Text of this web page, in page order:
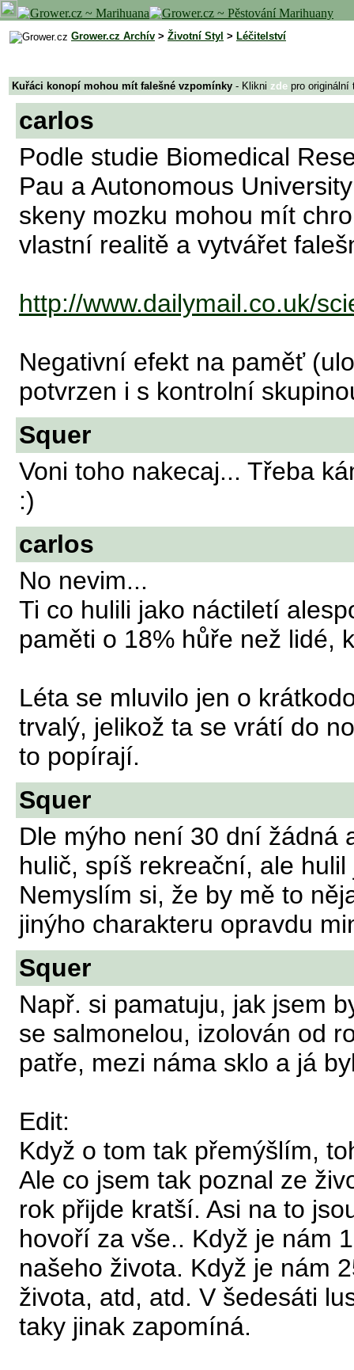
Grower.cz Archív > Životní Styl > Léčitelství
Kuřáci konopí mohou mít falešné vzpomínky - Klikni zde pro originální
carlos
Podle studie Biomedical
Pau a Autonomous
skeny mozku mohou mít
vlastní realitě a vytvářet
http://www.dailymail.co.uk/
Negativní efekt na paměť
potvrzen i s kontrolní
Squer
Voni toho nakecaj... Třeba
:)
carlos
No nevim...
Ti co hulili jako náctiletí
paměti o 18% hůře než lidé,
Léta se mluvilo jen o
trvalý, jelikož ta se vrátí do
to popírají.
Squer
Dle mýho není 30 dní žádná
hulič, spíš rekreační, ale
Nemyslím si, že by mě to
jinýho charakteru opravdu
Squer
Např. si pamatuju, jak jsem
se salmonelou, izolován od
patře, mezi náma sklo a já
Edit:
Když o tom tak přemýšlím,
Ale co jsem tak poznal ze
rok přijde kratší. Asi na to
hovoří za vše.. Když je nám
našeho života. Když je nám
života, atd, atd. V šedesáti
taky jinak zapomíná.